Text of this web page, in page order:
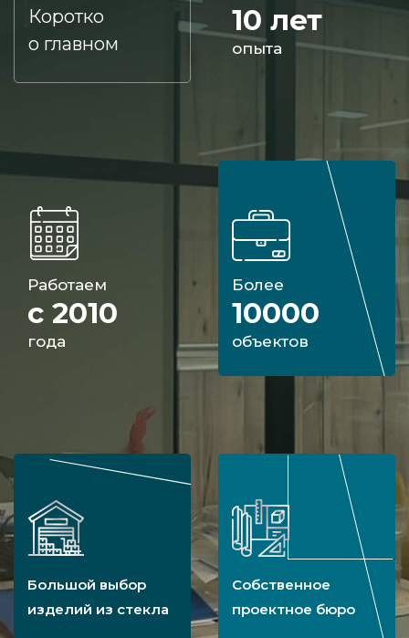
Коротко
о главном
10 лет
опыта
Работаем
с 2010
года
Более
10000
объектов
Большой выбор
изделий из стекла
Собственное
проектное бюро